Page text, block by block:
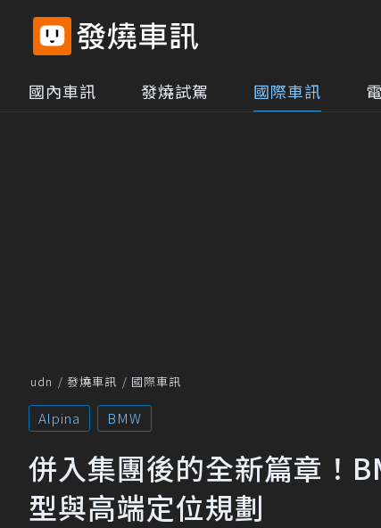
國內車訊 發燒試駕 國際車訊
udn 發燒車訊 國際車訊
Alpina BMW
併入集團後的全新篇章！
型與高端定位規劃